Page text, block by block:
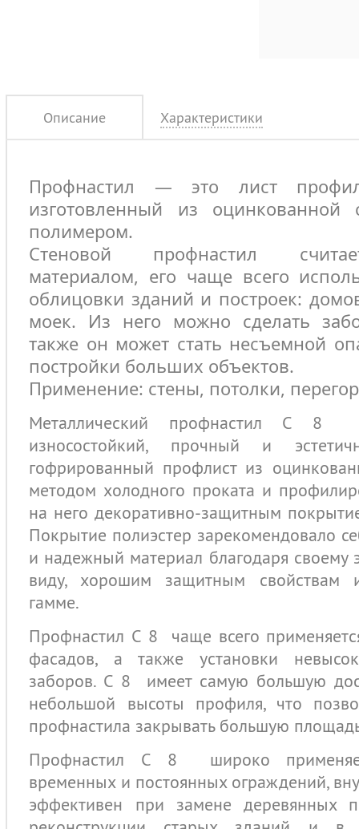
Описание Характеристики
Профнастил — это лист
изготовленный из
полимером.
Стеновой профнастил
материалом, его чаще всего
облицовки зданий и построек:
моек. Из него можно сделать
также он может стать несъемной
постройки больших объектов.
Применение: стены, потолки,
Металлический профнастил C 8
износостойкий, прочный и
гофрированный профлист из
методом холодного проката и
на него декоративно-защитным
Покрытие полиэстер зарекомендовало
и надежный материал благодаря своему
виду, хорошим защитным свойствам
гамме.
Профнастил C 8 чаще всего
фасадов, а также установки
заборов. C 8 имеет самую большую
небольшой высоты профиля, что
профнастила закрывать большую
Профнастил C 8 широко
временных и постоянных ограждений,
эффективен при замене деревянных